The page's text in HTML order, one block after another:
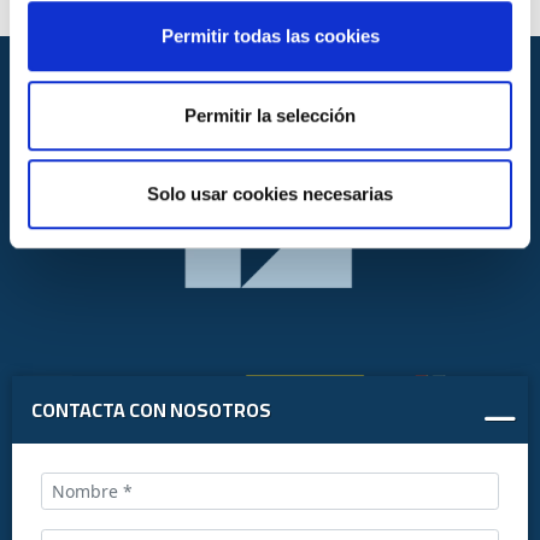
Permitir todas las cookies
Permitir la selección
Solo usar cookies necesarias
CONTACTA CON NOSOTROS